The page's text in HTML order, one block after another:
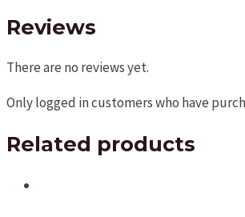
Reviews
There are no reviews yet.
Only logged in customers who have
Related products